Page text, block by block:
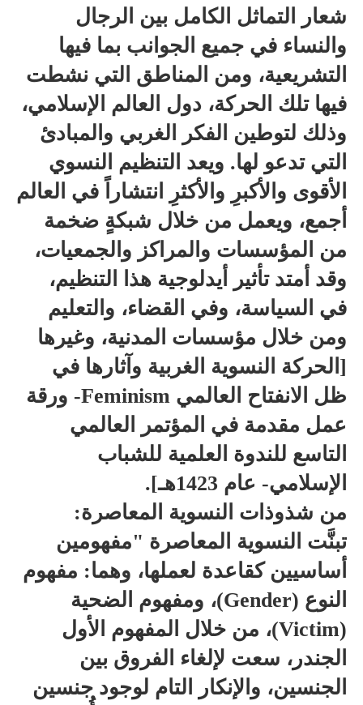
شعار التماثل الكامل بين الرجال
والنساء في جميع الجوانب بما فيها
التشريعية، ومن المناطق التي نشطت
فيها تلك الحركة، دول العالم الإسلامي،
وذلك لتوطين الفكر الغربي والمبادئ
التي تدعو لها. ويعد التنظيم النسوي
الأقوى والأكبرِ والأكثرِ انتشاراً في العالم
أجمع، ويعمل من خلال شبكةٍ ضخمة
من المؤسسات والمراكز والجمعيات،
وقد أمتد تأثير أيدلوجية هذا التنظيم،
في السياسة، وفي القضاء، والتعليم
ومن خلال مؤسسات المدنية، وغيرها
[الحركة النسوية الغربية وآثارها في
ظل الانفتاح العالمي Feminism- ورقة
عمل مقدمة في المؤتمر العالمي
التاسع للندوة العلمية للشباب
الإسلامي- عام 1423هـ].
من شذوذات النسوية المعاصرة:
تبنَّت النسوية المعاصرة "مفهومين
أساسيين كقاعدة لعملها، وهما: مفهوم
النوع (Gender)، ومفهوم الضحية
(Victim)، من خلال المفهوم الأول
الجندر، سعت لإلغاء الفروق بين
الجنسين، والإنكار التام لوجود جنسين